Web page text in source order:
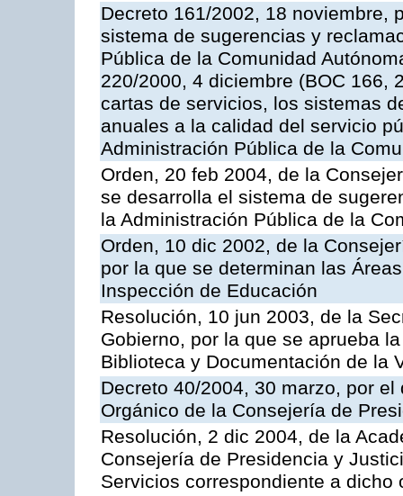
Decreto 161/2002, 18 noviembre,
sistema de sugerencias y
Pública de la Comunidad
220/2000, 4 diciembre (BOC 166,
cartas de servicios, los sistemas
anuales a la calidad del servicio
Administración Pública de la
Orden, 20 feb 2004, de la
se desarrolla el sistema de
la Administración Pública de la
Orden, 10 dic 2002, de la
por la que se determinan las
Inspección de Educación
Resolución, 10 jun 2003, de la
Gobierno, por la que se aprueba
Biblioteca y Documentación de la
Decreto 40/2004, 30 marzo, por
Orgánico de la Consejería de
Resolución, 2 dic 2004, de la
Consejería de Presidencia y
Servicios correspondiente a dicho